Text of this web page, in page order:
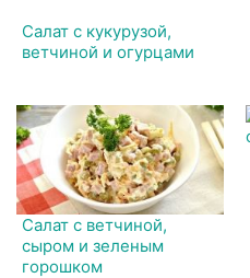
Салат с кукурузой,
ветчиной и огурцами
Салат с ветчиной,
сыром и зеленым
горошком